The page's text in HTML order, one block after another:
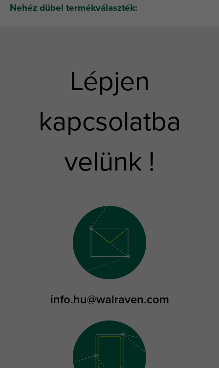
Nehéz dübel termékválaszték:
Lépjen
kapcsolatba
velünk !
info.hu@walraven.com